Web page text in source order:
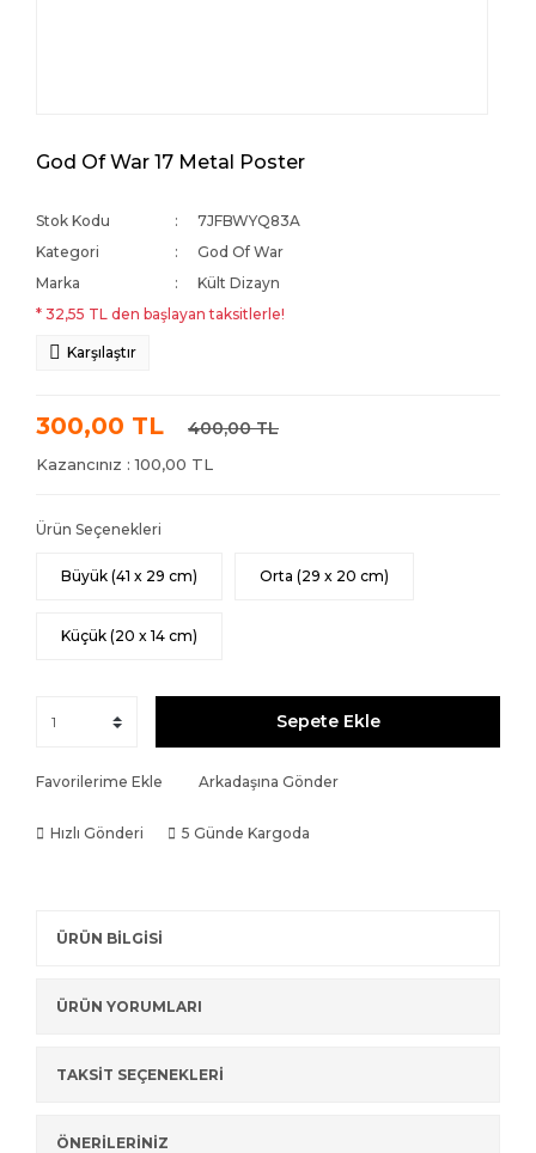
God Of War 17 Metal Poster
Stok Kodu
7JFBWYQ83A
Kategori
God Of War
Marka
Kült Dizayn
* 32,55 TL den başlayan taksitlerle!
Karşılaştır
300,00 TL 400,00 TL
Kazancınız : 100,00 TL
Ürün Seçenekleri
Büyük (41 x 29 cm) Orta (29 x 20 cm)
Küçük (20 x 14 cm)
Sepete Ekle
Favorilerime Ekle Arkadaşına Gönder
Hızlı Gönderi 5 Günde Kargoda
ÜRÜN BİLGİSİ
ÜRÜN YORUMLARI
TAKSİT SEÇENEKLERİ
ÖNERİLERİNİZ